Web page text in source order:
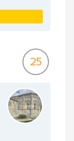
25